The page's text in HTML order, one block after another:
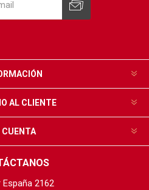
AL CLIENTE
CUENTA
España 2162